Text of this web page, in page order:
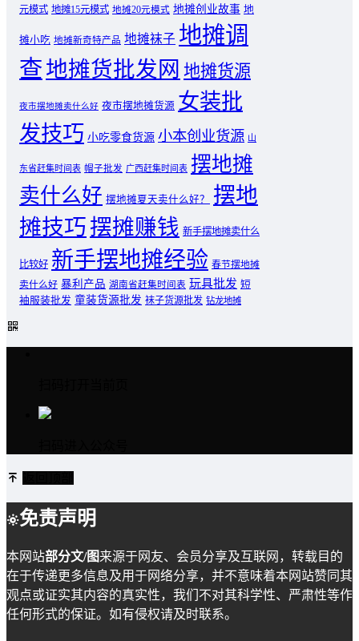
元模式 地摊15元模式 地摊20元模式 地摊创业故事 地
摊小吃 地摊新奇特产品 地摊袜子 地摊调
查地摊货批发网 地摊货源
夜市摆地摊卖什么好 夜市摆地摊货源 女装批
发技巧 小吃零食货源 小本创业货源 山
东省赶集时间表 帽子批发 广西赶集时间表 摆地摊
卖什么好 摆地摊夏天卖什么好？
摆地
摊技巧摆摊赚钱 新手摆地摊卖什么
比较好 新手摆地摊经验 春节摆地摊
卖什么好 暴利产品 湖南省赶集时间表 玩具批发 短
袖服装批发 童装货源批发 袜子货源批发 钻龙地摊
免责声明
本网站部分文/图来源于网友、会员分享及互联网，转载目的
在于传递更多信息及用于网络分享，并不意味着本网站赞同其
观点或证实其内容的真实性，我们不对其科学性、严肃性等作
任何形式的保证。如有侵权请及时联系。